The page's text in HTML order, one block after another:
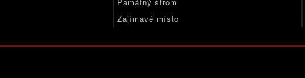
Zajímavé místo